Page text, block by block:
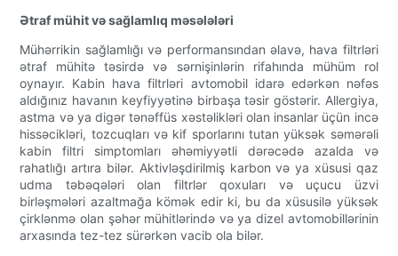
Ətraf mühit və sağlamlıq məsələləri
Mühərrikin sağlamlığı və performansından əlavə, hava filtrləri
ətraf mühitə təsirdə və sərnişinlərin rifahında mühüm rol
oynayır. Kabin hava filtrləri avtomobil idarə edərkən nəfəs
aldığınız havanın keyfiyyətinə birbaşa təsir göstərir. Allergiya,
astma və ya digər tənəffüs xəstəlikləri olan insanlar üçün incə
hissəcikləri, tozcuqları və kif sporlarını tutan yüksək səmərəli
kabin filtri simptomları əhəmiyyətli dərəcədə azalda və
rahatlığı artıra bilər. Aktivləşdirilmiş karbon və ya xüsusi qaz
udma təbəqələri olan filtrlər qoxuları və uçucu üzvi
birləşmələri azaltmağa kömək edir ki, bu da xüsusilə yüksək
çirklənmə olan şəhər mühitlərində və ya dizel avtomobillərinin
arxasında tez-tez sürərkən vacib ola bilər.